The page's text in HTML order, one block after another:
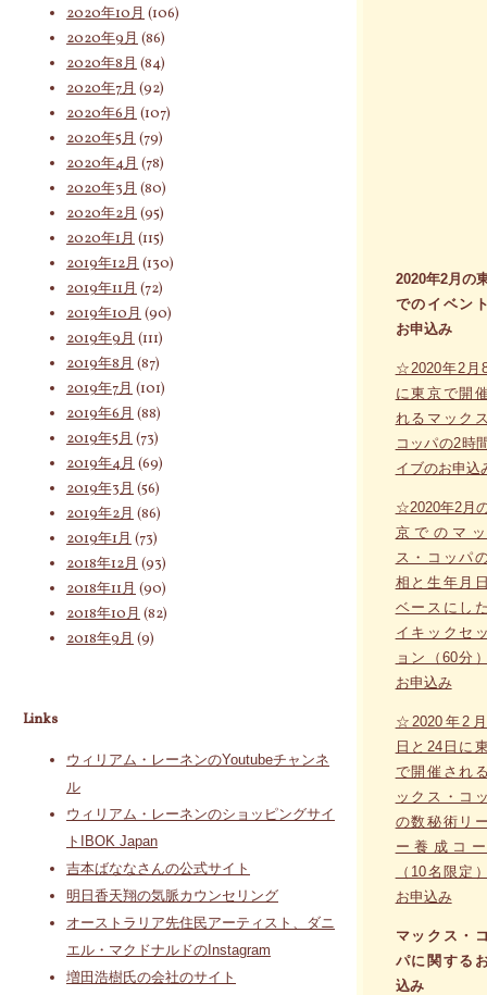
2020年2月の
でのイベン
お申込み
☆2020年2月
に東京で開
れるマック
コッパの2時
イブのお申込
☆2020年2月
京でのマ
ス・コッパ
相と生年月
ベースにし
イキックセ
ョン（60分
お申込み
☆2020年2
日と24日に
で開催され
ックス・コ
の数秘術リ
ー養成コ
（10名限定
お申込み
マックス・
パに関する
込み
2020年10月 (106)
2020年9月 (86)
2020年8月 (84)
2020年7月 (92)
2020年6月 (107)
2020年5月 (79)
2020年4月 (78)
2020年3月 (80)
2020年2月 (95)
2020年1月 (115)
2019年12月 (130)
2019年11月 (72)
2019年10月 (90)
2019年9月 (111)
2019年8月 (87)
2019年7月 (101)
2019年6月 (88)
2019年5月 (73)
2019年4月 (69)
2019年3月 (56)
2019年2月 (86)
2019年1月 (73)
2018年12月 (93)
2018年11月 (90)
2018年10月 (82)
2018年9月 (9)
Links
ウィリアム・レーネンのYoutubeチャンネ
ル
ウィリアム・レーネンのショッピングサイ
トIBOK Japan
吉本ばななさんの公式サイト
明日香天翔の気脈カウンセリング
オーストラリア先住民アーティスト、ダニ
エル・マクドナルドのInstagram
増田浩樹氏の会社のサイト